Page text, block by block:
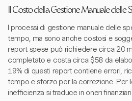
Il Costo della Gestione Manuale delle
I processi di gestione manuale delle
tempo, ma sono anche costosi e
report spese può richiedere circa 20
completato e costa circa $58 da
19% di questi report contiene errori,
tempo e sforzo per la correzione. Per
inefficienza si traduce in oneri